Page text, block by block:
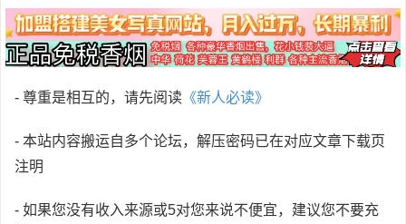
- 尊重是相互的，请先阅读 《新人必读》
- 本站内容搬运自多个论坛，解压密码已在对应文章下载页
注明
- 如果您没有收入来源或5对您来说不便宜，建议您不要充